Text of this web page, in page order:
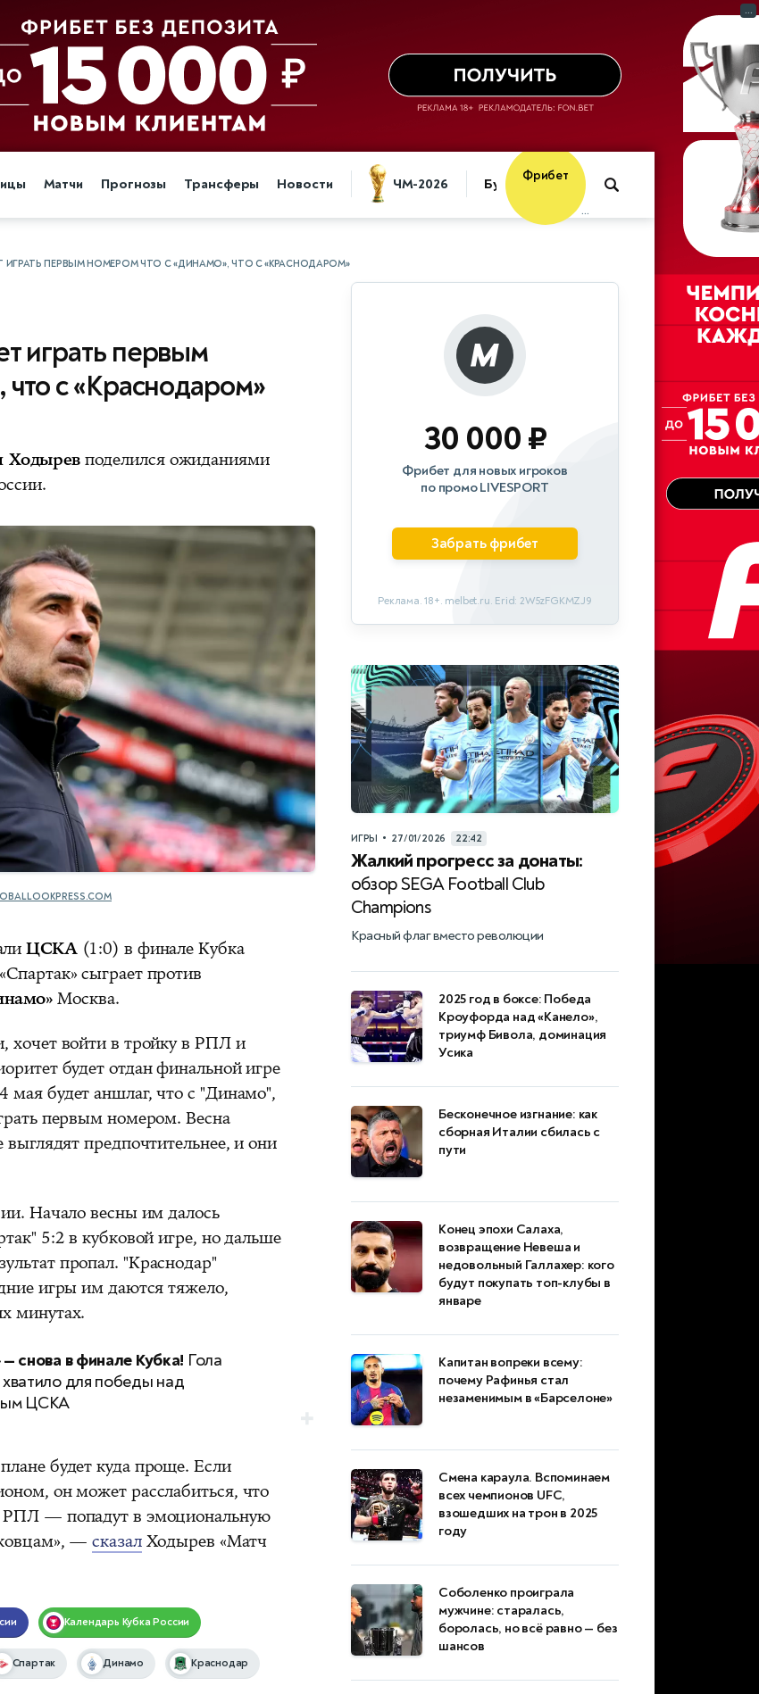
Матчи Прогнозы Трансферы Новости ЧМ-2026 Букмекеры
Фрибет
...
ИГРАТЬ ПЕРВЫМ НОМЕРОМ ЧТО С «ДИНАМО», ЧТО С «КРАСНОДАРОМ»
играть первым
с «Краснодаром»
Ходыревподелился ожиданиями
ЦСКА(1:0) в финале Кубка
сыграет против
Москва.
хочет войти в тройку в РПЛ и
будет отдан финальной игре
будет аншлаг, что с "Динамо",
первым номером. Весна
выглядят предпочтительнее, и они
Начало весны им далось
5:2 в кубковой игре, но дальше
пропал. "Краснодар"
игры им даются тяжело,
минутах.
снова в финале Кубка! Гола
для победы над
ЦСКА
будет куда проще. Если
он может расслабиться, что
— попадут в эмоциональную
—сказалХодырев «Матч
Календарь Кубка России
Спартак Динамо Краснодар
30 000 ₽
Фрибет для новых игроков
по промо LIVESPORT
Забрать фрибет
Реклама. 18+. melbet.ru. Erid: 2W5zFGKMZJ9
ИГРЫ • 27/01/2026 22:42
Жалкий прогресс за донаты:
обзор SEGA Football Club
Champions
Красный флаг вместо революции
2025 год в боксе: Победа
Кроуфорда над «Канело»,
триумф Бивола, доминация
Усика
Бесконечное изгнание: как
сборная Италии сбилась с
пути
Конец эпохи Салаха,
возвращение Невеша и
недовольный Галлахер: кого
будут покупать топ-клубы в
январе
Капитан вопреки всему:
почему Рафинья стал
незаменимым в «Барселоне»
Смена караула. Вспоминаем
всех чемпионов UFC,
взошедших на трон в 2025
году
Соболенко проиграла
мужчине: старалась,
боролась, но всё равно — без
шансов
...